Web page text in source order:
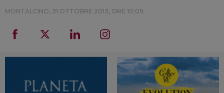
MONTALCINO, 31 OTTOBRE 2013, ORE 10:09